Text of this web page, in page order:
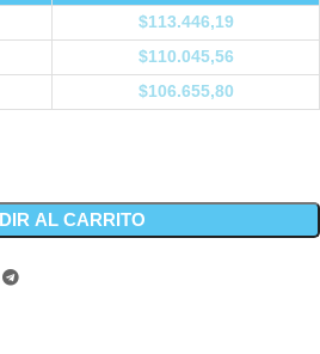
$113.446,19
$110.045,56
$106.655,80
AL CARRITO